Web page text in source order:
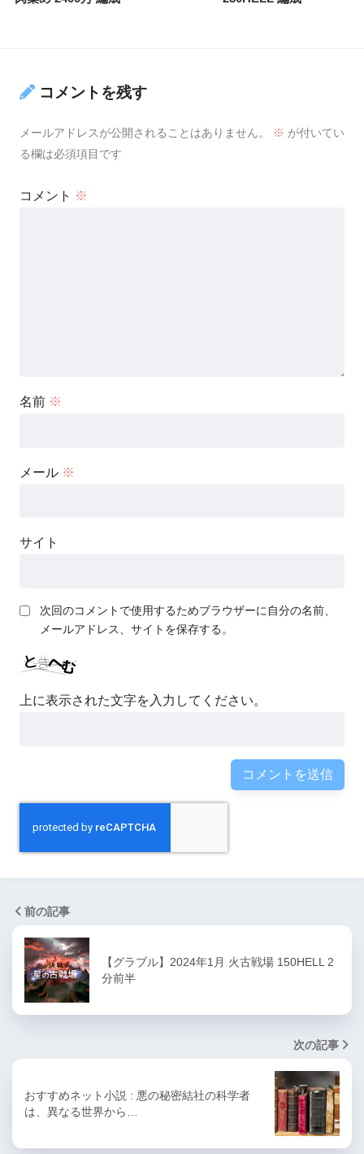
コメントを残す
メールアドレスが公開されることはありません。 ※ が付いてい
る欄は必須項目です
コメント ※
名前 ※
メール ※
サイト
次回のコメントで使用するためブラウザーに自分の名前、
メールアドレス、サイトを保存する。
上に表示された文字を入力してください。
前の記事
【グラブル】2024年1月 火古戦場 150HELL 2
分前半
次の記事
おすすめネット小説 : 悪の秘密結社の科学者
は、異なる世界から…